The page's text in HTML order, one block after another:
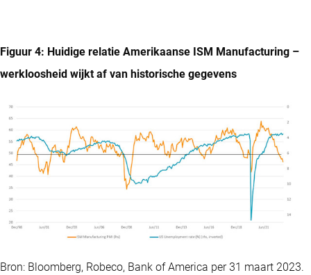
Figuur 4: Huidige relatie Amerikaanse ISM Manufacturing –
werkloosheid wijkt af van historische gegevens
Bron: Bloomberg, Robeco, Bank of America per 31 maart 2023.